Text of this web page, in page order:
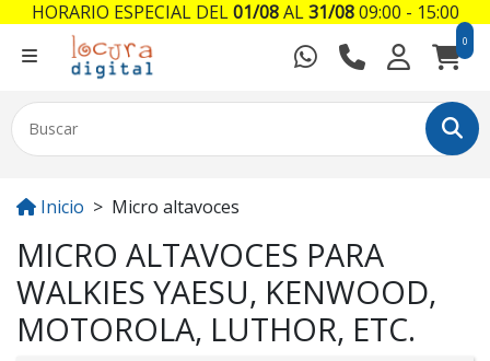
0
Inicio Micro altavoces
MICRO ALTAVOCES PARA
WALKIES YAESU, KENWOOD,
MOTOROLA, LUTHOR, ETC.
HORARIO ESPECIAL DEL01/08AL31/0809:00 - 15:00